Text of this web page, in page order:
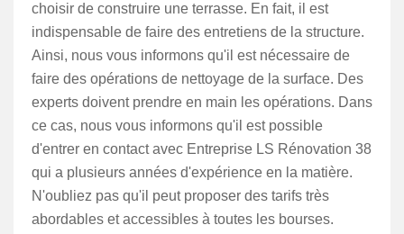
choisir de construire une terrasse. En fait, il est
indispensable de faire des entretiens de la structure.
Ainsi, nous vous informons qu'il est nécessaire de
faire des opérations de nettoyage de la surface. Des
experts doivent prendre en main les opérations. Dans
ce cas, nous vous informons qu'il est possible
d'entrer en contact avec Entreprise LS Rénovation 38
qui a plusieurs années d'expérience en la matière.
N'oubliez pas qu'il peut proposer des tarifs très
abordables et accessibles à toutes les bourses.